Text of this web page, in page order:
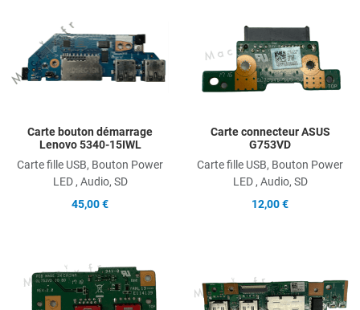
Add to Compare
Quick View
Carte bouton démarrage
Lenovo 5340-15IWL
Carte fille USB, Bouton Power
LED , Audio, SD
45,00 €
Carte connecteur ASUS
G753VD
Carte fille USB, Bouton Power
LED , Audio, SD
12,00 €
Add to Compare